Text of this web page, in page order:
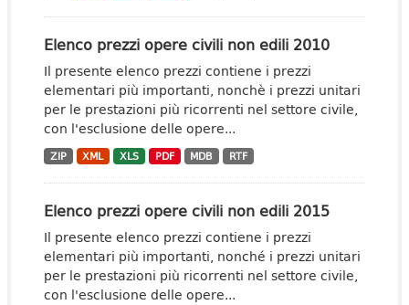
Elenco prezzi opere civili non edili 2010
Il presente elenco prezzi contiene i prezzi
elementari più importanti, nonchè i prezzi unitari
per le prestazioni più ricorrenti nel settore civile,
con l'esclusione delle opere...
ZIP XML XLS PDF MDB RTF
Elenco prezzi opere civili non edili 2015
Il presente elenco prezzi contiene i prezzi
elementari più importanti, nonché i prezzi unitari
per le prestazioni più ricorrenti nel settore civile,
con l'esclusione delle opere...